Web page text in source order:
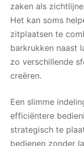
zaken als
Het kan soms
zitplaatsen te
barkrukken naast
zo verschillende
creëren.
Een slimme
efficiëntere
strategisch te
bedienen zonder